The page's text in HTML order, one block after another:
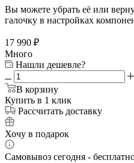
Вы можете убрать её или
галочку в настройках
17 990 ₽
Много
Нашли дешевле?
В корзину
Купить в 1 клик
Рассчитать доставку
Хочу в подарок
Самовывоз сегодня -